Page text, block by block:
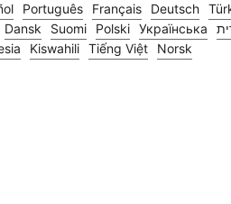
Português Français Deutsch
Dansk Suomi Polski Українська
Kiswahili Tiếng Việt Norsk